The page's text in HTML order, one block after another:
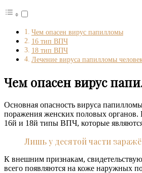
Чем опасен вирус папилломы
16 тип ВПЧ
18 тип ВПЧ
Лечение вируса папилломы
Чем опасен вирус
Основная опасность вируса
поражения женских половых органов.
16й и 18й типы ВПЧ, которые
Лишь у десятой части
К внешним признакам,
всего появляются на коже наружных